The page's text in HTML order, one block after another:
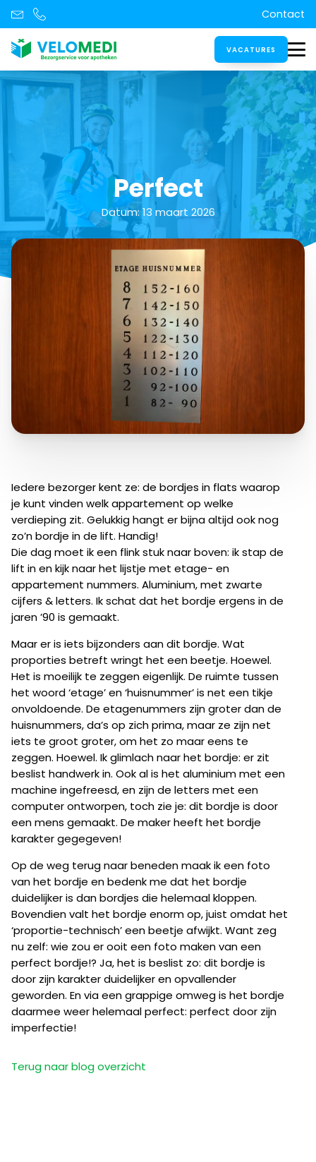
Contact
VACATURES
Perfect
Datum: 13 maart 2026
Iedere bezorger kent ze: de bordjes in flats waarop
je kunt vinden welk appartement op welke
verdieping zit. Gelukkig hangt er bijna altijd ook nog
zo’n bordje in de lift. Handig!
Die dag moet ik een flink stuk naar boven: ik stap de
lift in en kijk naar het lijstje met etage- en
appartement nummers. Aluminium, met zwarte
cijfers & letters. Ik schat dat het bordje ergens in de
jaren ’90 is gemaakt.
Maar er is iets bijzonders aan dit bordje. Wat
proporties betreft wringt het een beetje. Hoewel.
Het is moeilijk te zeggen eigenlijk. De ruimte tussen
het woord ‘etage’ en ‘huisnummer’ is net een tikje
onvoldoende. De etagenummers zijn groter dan de
huisnummers, da’s op zich prima, maar ze zijn net
iets te groot groter, om het zo maar eens te
zeggen. Hoewel. Ik glimlach naar het bordje: er zit
beslist handwerk in. Ook al is het aluminium met een
machine ingefreesd, en zijn de letters met een
computer ontworpen, toch zie je: dit bordje is door
een mens gemaakt. De maker heeft het bordje
karakter gegegeven!
Op de weg terug naar beneden maak ik een foto
van het bordje en bedenk me dat het bordje
duidelijker is dan bordjes die helemaal kloppen.
Bovendien valt het bordje enorm op, juist omdat het
‘proportie-technisch’ een beetje afwijkt. Want zeg
nu zelf: wie zou er ooit een foto maken van een
perfect bordje!? Ja, het is beslist zo: dit bordje is
door zijn karakter duidelijker en opvallender
geworden. En via een grappige omweg is het bordje
daarmee weer helemaal perfect: perfect door zijn
imperfectie!
Terug naar blog overzicht